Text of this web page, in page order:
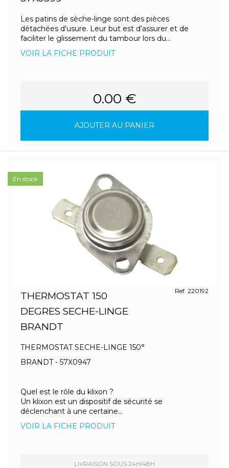
Les patins de sèche-linge sont des pièces
détachées d'usure. Leur but est d’assurer et de
faciliter le glissement du tambour lors du...
VOIR LA FICHE PRODUIT
0.00 €
AJOUTER AU PANIER
THERMOSTAT 150
DEGRES SECHE-LINGE
BRANDT
Ref. 220192
THERMOSTAT SECHE-LINGE 150°
BRANDT - 57X0947
Quel est le rôle du klixon ?
Un klixon est un dispositif de sécurité se
déclenchant à une certaine...
VOIR LA FICHE PRODUIT
LIVRAISON SOUS 24H/48H
En stock